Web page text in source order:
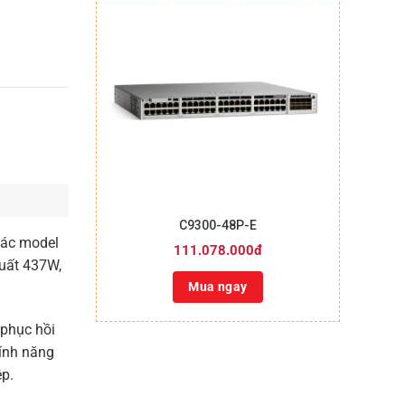
C9300-48P-E
111.078.000đ
Mua ngay
model
437W,
hồi
năng